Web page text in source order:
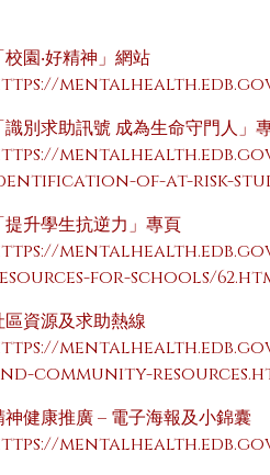
校園‧好精神」網站
識別求助訊號 成為生命守門人」
of-at-risk-
提升學生抗逆力」專頁
for-schools/
區資源及求助熱線
community-
神健康推廣 – 電子海報及小錦囊